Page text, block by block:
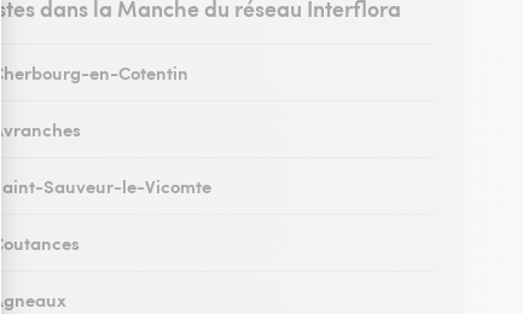
dans la Manche du réseau Interflora
en-Cotentin
Sauveur-le-Vicomte